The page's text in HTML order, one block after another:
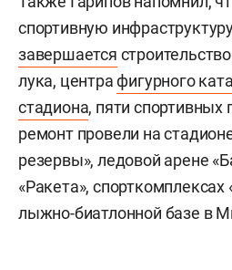
спортивную
завершается
лука, центра фигурного
стадиона, пяти
ремонт провели на
резервы», ледовой арене
«Ракета», спорткомплексах
лыжно-биатлонной базе в